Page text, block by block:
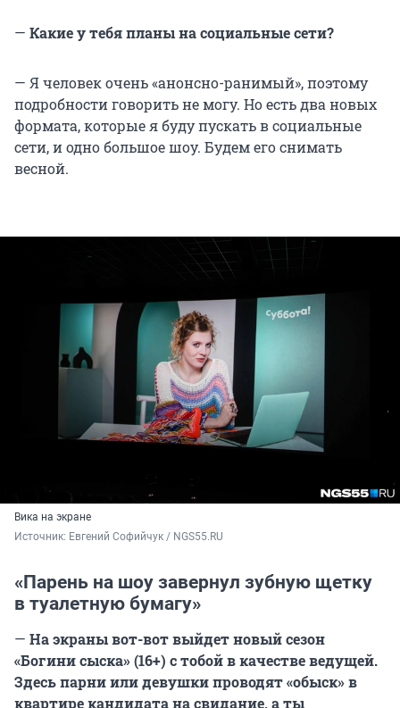
— Какие у тебя планы на социальные сети?
— Я человек очень «анонсно-ранимый», поэтому
подробности говорить не могу. Но есть два новых
формата, которые я буду пускать в социальные
сети, и одно большое шоу. Будем его снимать
весной.
Вика на экране
Источник: Евгений Софийчук / NGS55.RU
«Парень на шоу завернул зубную щетку
в туалетную бумагу»
— На экраны вот-вот выйдет новый сезон
«Богини сыска» (16+) с тобой в качестве ведущей.
Здесь парни или девушки проводят «обыск» в
квартире кандидата на свидание, а ты